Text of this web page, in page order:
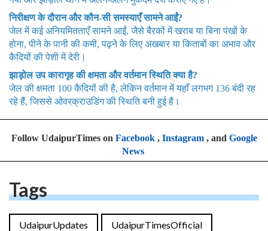
निरीक्षण के दौरान और कौन-सी समस्याएँ सामने आईं?
जेल में कई अनियमितताएँ सामने आईं, जैसे बैरकों में खराब या बिना पंखों के
होना, पीने के पानी की कमी, पढ़ने के लिए अखबार या किताबों का अभाव और
कैदियों की पेशी में देरी।
झाड़ोल उप कारागृह की क्षमता और वर्तमान स्थिति क्या है?
जेल की क्षमता 100 कैदियों की है, लेकिन वर्तमान में यहाँ लगभग 136 बंदी रह
रहे हैं, जिससे ओवरक्राउडिंग की स्थिति बनी हुई है।
Follow UdaipurTimes on Facebook, Instagram, and Google
News
Tags
UdaipurUpdates UdaipurTimesOfficial